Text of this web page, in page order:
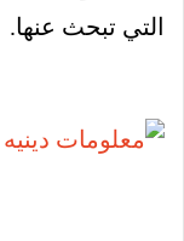
التي تبحث عنها.